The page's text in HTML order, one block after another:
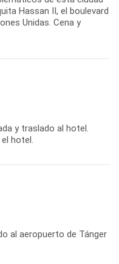
Hassan II, el boulevard
Unidas. Cena y
y traslado al hotel.
hotel.
al aeropuerto de Tánger